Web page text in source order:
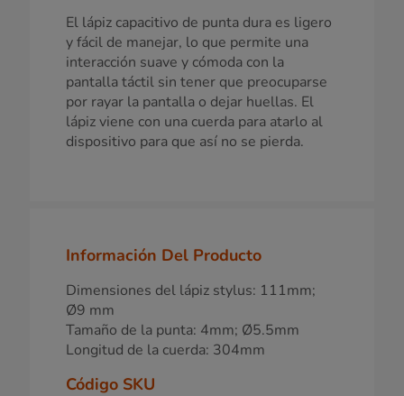
El lápiz capacitivo de punta dura es ligero
y fácil de manejar, lo que permite una
interacción suave y cómoda con la
pantalla táctil sin tener que preocuparse
por rayar la pantalla o dejar huellas. El
lápiz viene con una cuerda para atarlo al
dispositivo para que así no se pierda.
Información Del Producto
Dimensiones del lápiz stylus: 111mm;
Ø9 mm
Tamaño de la punta: 4mm; Ø5.5mm
Longitud de la cuerda: 304mm
Código SKU